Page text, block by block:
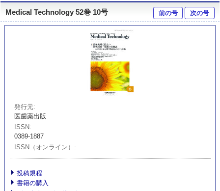
Medical Technology 52巻 10号 前の号 次の号
発行元
医歯薬出版
ISSN
0389-1887
ISSN（オンライン）
投稿規程
書籍の購入